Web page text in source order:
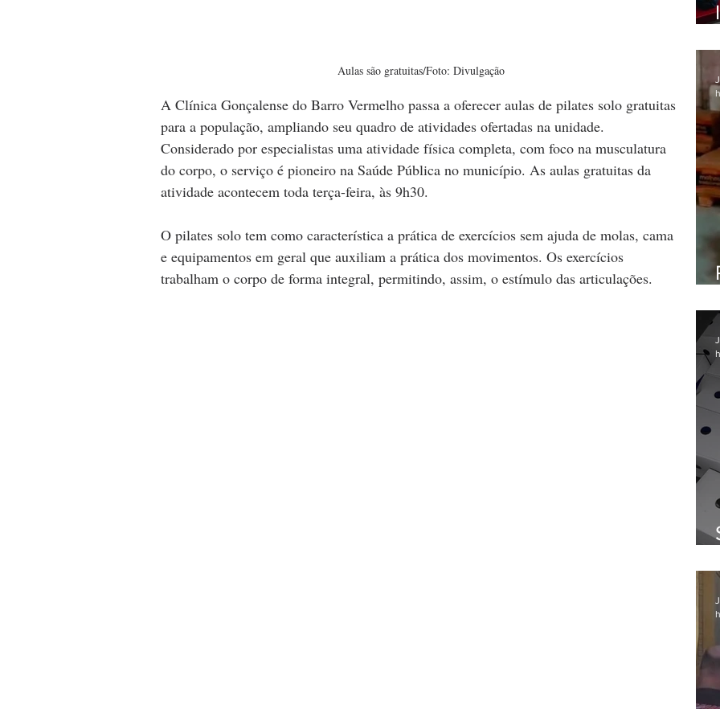
Aulas são gratuitas/Foto: Divulgação
A Clínica Gonçalense do Barro Vermelho passa a oferecer aulas de pilates solo gratuitas
para a população, ampliando seu quadro de atividades ofertadas na unidade.
Considerado por especialistas uma atividade física completa, com foco na musculatura
do corpo, o serviço é pioneiro na Saúde Pública no município. As aulas gratuitas da
atividade acontecem toda terça-feira, às 9h30.
O pilates solo tem como característica a prática de exercícios sem ajuda de molas, cama
e equipamentos em geral que auxiliam a prática dos movimentos. Os exercícios
trabalham o corpo de forma integral, permitindo, assim, o estímulo das articulações.